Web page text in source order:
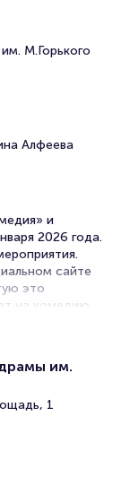
М.Горького
Алфеева
и
2026 года.
сайте
это
на комедию.
покупки и
формата.
с выбора
у
им.
1